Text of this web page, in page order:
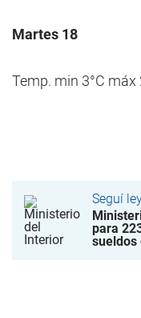
Martes 18
Temp. min 3°C máx
Seguí
para
sueldos